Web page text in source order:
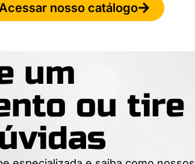
nosso catálogo
um
ou tire